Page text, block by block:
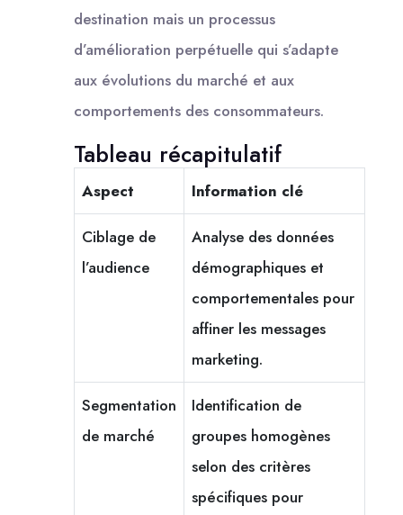
destination mais un processus
d’amélioration perpétuelle qui s’adapte
aux évolutions du marché et aux
comportements des consommateurs.
Tableau récapitulatif
Aspect Information clé
Ciblage de
l’audience
Analyse des données
démographiques et
comportementales pour
affiner les messages
marketing.
Segmentation
de marché
Identification de
groupes homogènes
selon des critères
spécifiques pour